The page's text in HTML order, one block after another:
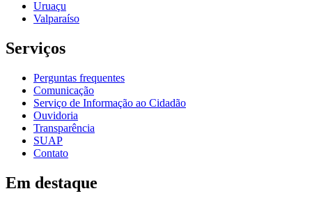
Uruaçu
Valparaíso
Serviços
Perguntas frequentes
Comunicação
Serviço de Informação ao Cidadão
Ouvidoria
Transparência
SUAP
Contato
Em destaque